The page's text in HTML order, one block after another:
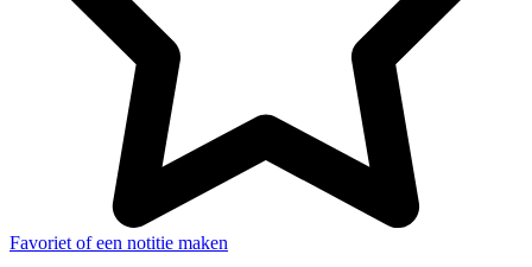
Favoriet of een notitie maken